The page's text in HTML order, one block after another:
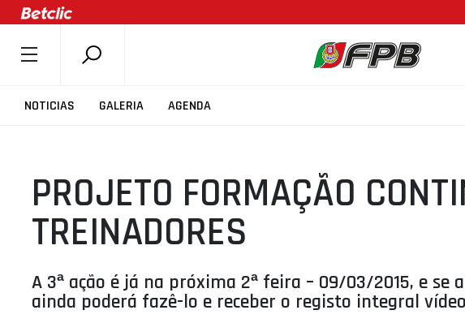
NOTICIAS GALERIA AGENDA
SOBRE A FPB
COMPETIÇÕES
ASSOCIAÇÕES
CLUBES
AGENTES
AGENDA
PROJETO FORMAÇÃO
TREINADORES
A 3ª ação é já na próxima 2ª feira – 09/03/2015, e se
ainda poderá fazê-lo e receber o registo integral